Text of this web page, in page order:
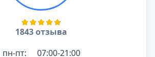
1843 отзыва
пн-пт:
07:00-21:00